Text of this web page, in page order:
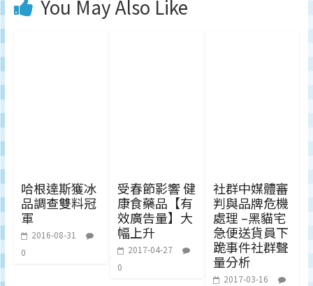
You May Also Like
哈根達斯獲冰
品調查雙料冠
軍
2016-08-31
0
受春節影響 健
康食藥品【有
效廣告量】大
幅上升
2017-04-27
0
社群中媒體審
判與品牌危機
處理 –黑貓宅
急便送貨員下
跪事件社群聲
量分析
2017-03-16